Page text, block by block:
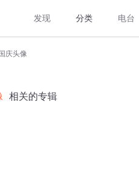
发现 分类 电台
庆头像
相关的专辑